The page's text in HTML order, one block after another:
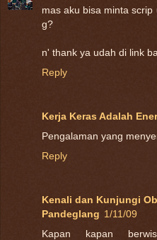
mas aku bisa minta
g?
n' thank ya udah di link
Reply
Kerja Keras Adalah
Pengalaman yang
Reply
Kenali dan Kunjungi
Pandeglang 1/11/09
Kapan kapan